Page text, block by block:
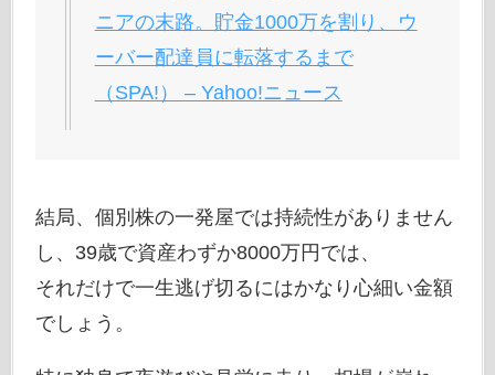
ニアの末路。貯金1000万を割り、ウ
ーバー配達員に転落するまで
（SPA!） – Yahoo!ニュース
結局、個別株の一発屋では持続性がありません
し、39歳で資産わずか8000万円では、
それだけで一生逃げ切るにはかなり心細い金額
でしょう。